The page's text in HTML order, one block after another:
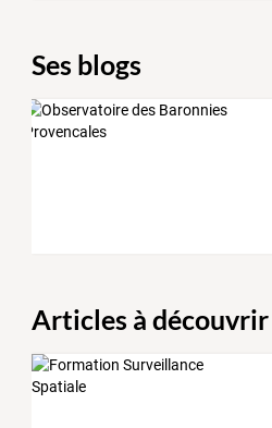
Ses blogs
Articles à découvrir